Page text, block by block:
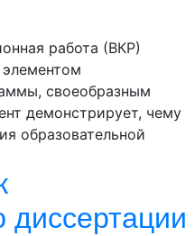
работа (ВКР)
своеобразным
демонстрирует, чему
образовательной